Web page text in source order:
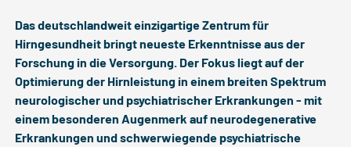
Das deutschlandweit einzigartige Zentrum für
Hirngesundheit bringt neueste Erkenntnisse aus der
Forschung in die Versorgung. Der Fokus liegt auf der
Optimierung der Hirnleistung in einem breiten Spektrum
neurologischer und psychiatrischer Erkrankungen - mit
einem besonderen Augenmerk auf neurodegenerative
Erkrankungen und schwerwiegende psychiatrische